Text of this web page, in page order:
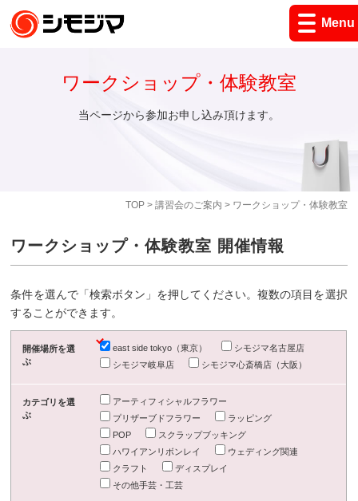
Menu
TOP> 講習会のご案内 > ワークショップ・体験教室
ワークショップ・体験教室
当ページから参加お申し込み頂けます。
ワークショップ・体験教室 開催情報
条件を選んで「検索ボタン」を押してください。複数の項目を選択
することができます。
開催場所を選
ぶ
east side tokyo（東京）
シモジマ名古屋店
シモジマ岐阜店
シモジマ心斎橋店（大阪）
カテゴリを選
ぶ
アーティフィシャルフラワー
プリザーブドフラワー
ラッピング
POP
スクラップブッキング
ハワイアンリボンレイ
ウェディング関連
クラフト
ディスプレイ
その他手芸・工芸